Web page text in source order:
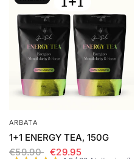
ARBATA
1+1 ENERGY TEA, 150G
€59.90
€29.95